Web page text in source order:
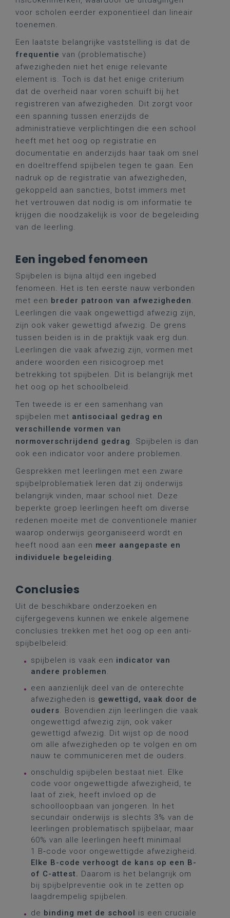
voor scholen eerder exponentieel dan lineair
toenemen.
Een laatste belangrijke vaststelling is dat de
frequentie van (problematische)
afwezigheden niet het enige relevante
element is. Toch is dat het enige criterium
dat de overheid naar voren schuift bij het
registreren van afwezigheden. Dit zorgt voor
een spanning tussen enerzijds de
administratieve verplichtingen die een school
heeft met het oog op registratie en
documentatie en anderzijds haar taak om snel
en doeltreffend spijbelen tegen te gaan. Een
nadruk op de registratie van afwezigheden,
gekoppeld aan sancties, botst immers met
het vertrouwen dat nodig is om informatie te
krijgen die noodzakelijk is voor de begeleiding
van de leerling.
Een ingebed fenomeen
Spijbelen is bijna altijd een ingebed
fenomeen. Het is ten eerste nauw verbonden
met een breder patroon van afwezigheden.
Leerlingen die vaak ongewettigd afwezig zijn,
zijn ook vaker gewettigd afwezig. De grens
tussen beiden is in de praktijk vaak erg dun.
Leerlingen die vaak afwezig zijn, vormen met
andere woorden een risicogroep met
betrekking tot spijbelen. Dit is belangrijk met
het oog op het schoolbeleid.
Ten tweede is er een samenhang van
spijbelen met antisociaal gedrag en
verschillende vormen van
normoverschrijdend gedrag. Spijbelen is dan
ook een indicator voor andere problemen.
Gesprekken met leerlingen met een zware
spijbelproblematiek leren dat zij onderwijs
belangrijk vinden, maar school niet. Deze
beperkte groep leerlingen heeft om diverse
redenen moeite met de conventionele manier
waarop onderwijs georganiseerd wordt en
heeft nood aan een meer aangepaste en
individuele begeleiding.
Conclusies
Uit de beschikbare onderzoeken en
cijfergegevens kunnen we enkele algemene
conclusies trekken met het oog op een anti-
spijbelbeleid:
spijbelen is vaak een indicator van
andere problemen.
een aanzienlijk deel van de onterechte
afwezigheden is gewettigd, vaak door de
ouders. Bovendien zijn leerlingen die vaak
ongewettigd afwezig zijn, ook vaker
gewettigd afwezig. Dit wijst op de nood
om alle afwezigheden op te volgen en om
nauw te communiceren met de ouders.
onschuldig spijbelen bestaat niet. Elke
code voor ongewettigde afwezigheid, te
laat of ziek, heeft invloed op de
schoolloopbaan van jongeren. In het
secundair onderwijs is slechts 3% van de
leerlingen problematisch spijbelaar, maar
60% van alle leerlingen heeft minimaal
1 B‑code voor ongewettigde afwezigheid.
Elke B-code verhoogt de kans op een B-
of C-attest. Daarom is het belangrijk om
bij spijbelpreventie ook in te zetten op
laagdrempelig spijbelen.
de binding met de school is een cruciale